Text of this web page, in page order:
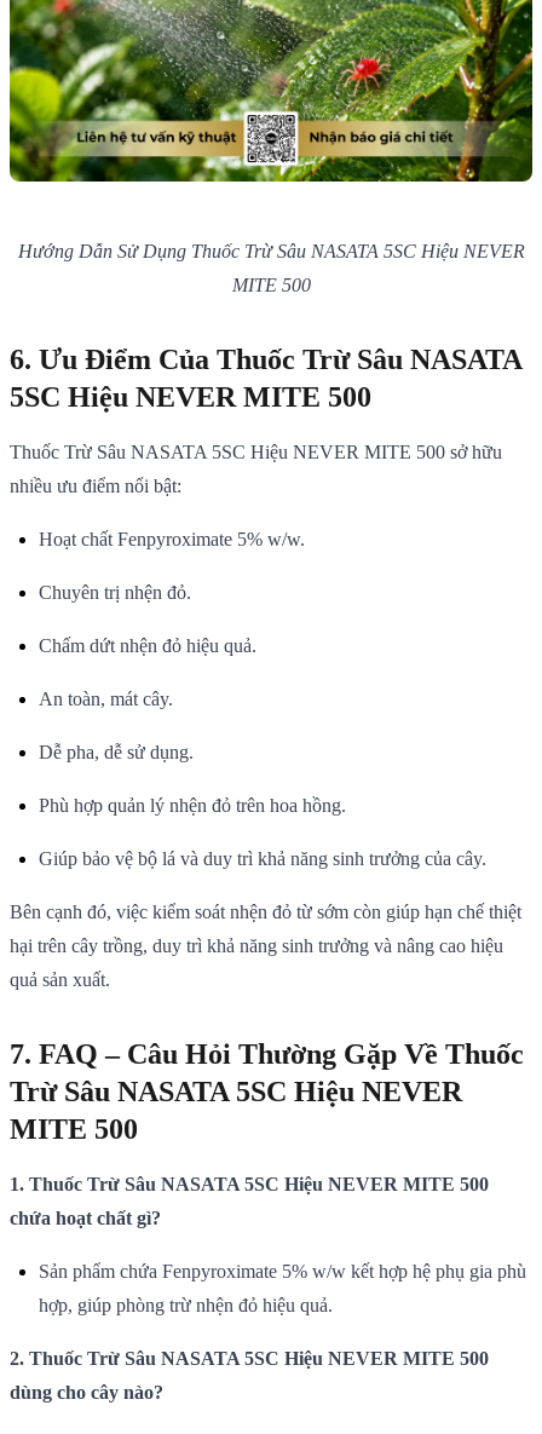
Hướng Dẫn Sử Dụng Thuốc Trừ Sâu NASATA 5SC Hiệu NEVER
MITE 500
6. Ưu Điểm Của Thuốc Trừ Sâu NASATA
5SC Hiệu NEVER MITE 500
Thuốc Trừ Sâu NASATA 5SC Hiệu NEVER MITE 500 sở hữu
nhiều ưu điểm nổi bật:
Hoạt chất Fenpyroximate 5% w/w.
Chuyên trị nhện đỏ.
Chấm dứt nhện đỏ hiệu quả.
An toàn, mát cây.
Dễ pha, dễ sử dụng.
Phù hợp quản lý nhện đỏ trên hoa hồng.
Giúp bảo vệ bộ lá và duy trì khả năng sinh trưởng của cây.
Bên cạnh đó, việc kiểm soát nhện đỏ từ sớm còn giúp hạn chế thiệt
hại trên cây trồng, duy trì khả năng sinh trưởng và nâng cao hiệu
quả sản xuất.
7. FAQ – Câu Hỏi Thường Gặp Về Thuốc
Trừ Sâu NASATA 5SC Hiệu NEVER
MITE 500
1. Thuốc Trừ Sâu NASATA 5SC Hiệu NEVER MITE 500
chứa hoạt chất gì?
Sản phẩm chứa Fenpyroximate 5% w/w kết hợp hệ phụ gia phù
hợp, giúp phòng trừ nhện đỏ hiệu quả.
2. Thuốc Trừ Sâu NASATA 5SC Hiệu NEVER MITE 500
dùng cho cây nào?